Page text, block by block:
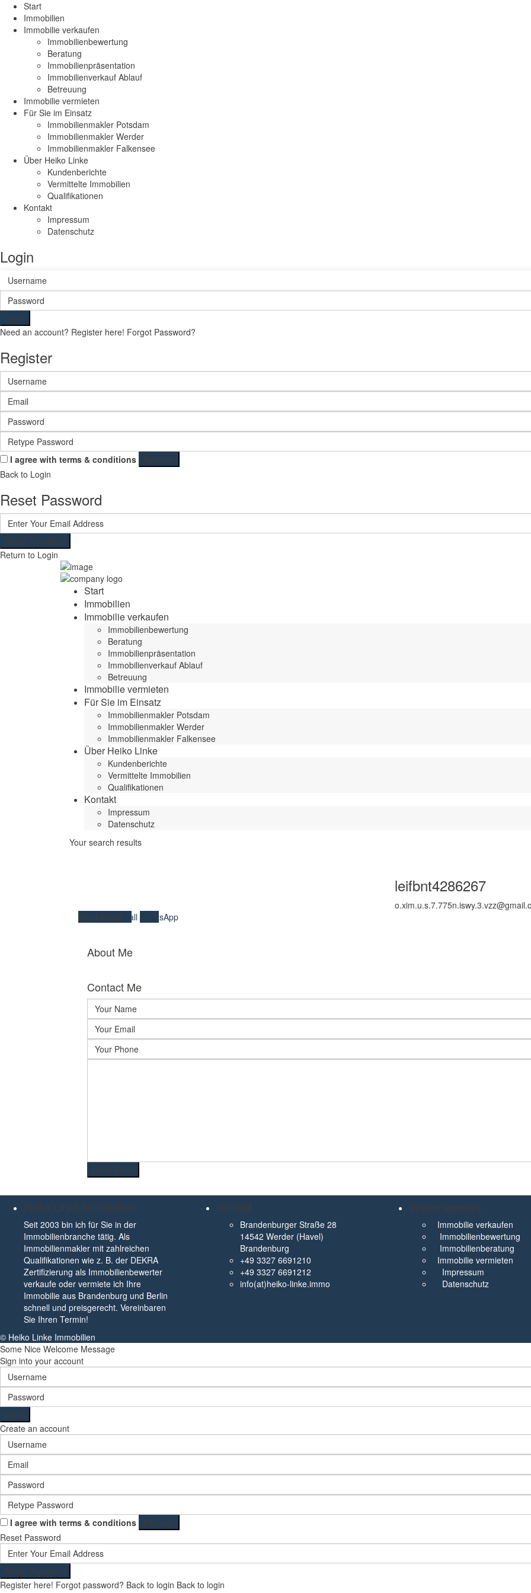
Start
Immobilien
Immobilie verkaufen
Immobilienbewertung
Beratung
Immobilienpräsentation
Immobilienverkauf Ablauf
Betreuung
Immobilie vermieten
Für Sie im Einsatz
Immobilienmakler Potsdam
Immobilienmakler Werder
Immobilienmakler Falkensee
Über Heiko Linke
Kundenberichte
Vermittelte Immobilien
Qualifikationen
Kontakt
Impressum
Datenschutz
Login
Login
Need an account? Register here! Forgot Password?
Register
I agree with terms & conditions
Register
Back to Login
Reset Password
Reset Password
Return to Login
Start
Immobilien
Immobilie verkaufen
Immobilienbewertung
Beratung
Immobilienpräsentation
Immobilienverkauf Ablauf
Betreuung
Immobilie vermieten
Für Sie im Einsatz
Immobilienmakler Potsdam
Immobilienmakler Werder
Immobilienmakler Falkensee
Über Heiko Linke
Kundenberichte
Vermittelte Immobilien
Qualifikationen
Kontakt
Impressum
Datenschutz
Your search results
leifbnt4286267
Send Email
Call WhatsApp
About Me
Contact Me
Heiko Linke Immobilien
Seit 2003 bin ich für Sie in der
Immobilienbranche tätig. Als
Immobilienmakler mit zahlreichen
Qualifikationen wie z. B. der DEKRA
Zertifizierung als Immobilienbewerter
verkaufe oder vermiete ich Ihre
Immobilie aus Brandenburg und Berlin
schnell und preisgerecht. Vereinbaren
Sie Ihren Termin!
Kontakt
Brandenburger Straße 28
14542 Werder (Havel)
Brandenburg
+49 3327 6691210
+49 3327 6691212
info(at)heiko-linke.immo
Wissenswertes
Immobilie verkaufen
Immobilienbewertung
Immobilienberatung
Immobilie vermieten
Impressum
Datenschutz
© Heiko Linke Immobilien
Some Nice Welcome Message
Sign into your account
Login
Create an account
I agree with terms & conditions
Register
Reset Password
Reset Password
Register here! Forgot password? Back to login Back to login